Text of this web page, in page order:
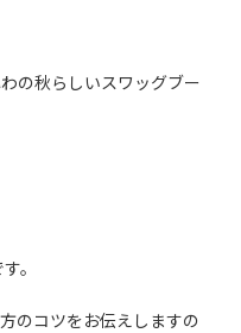
の秋らしいスワッグブー
。
のコツをお伝えしますの